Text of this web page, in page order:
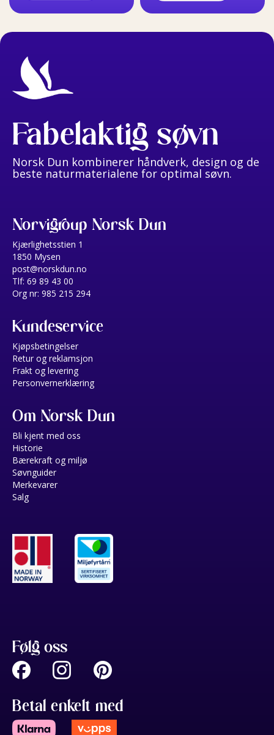
Fabelaktig søvn
Norsk Dun kombinerer håndverk, design og de
beste naturmaterialene for optimal søvn.
Norvigroup Norsk Dun
Kjærlighetsstien 1
1850 Mysen
post@norskdun.no
Tlf: 69 89 43 00
Org nr: 985 215 294
Kundeservice
Kjøpsbetingelser
Retur og reklamsjon
Frakt og levering
Personvernerklæring
Om Norsk Dun
Bli kjent med oss
Historie
Bærekraft og miljø
Søvnguider
Merkevarer
Salg
Følg oss
Betal enkelt med